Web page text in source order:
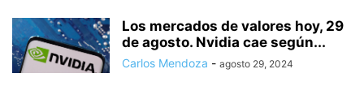
Los mercados de valores hoy, 29
de agosto. Nvidia cae según...
Carlos Mendoza - agosto 29, 2024